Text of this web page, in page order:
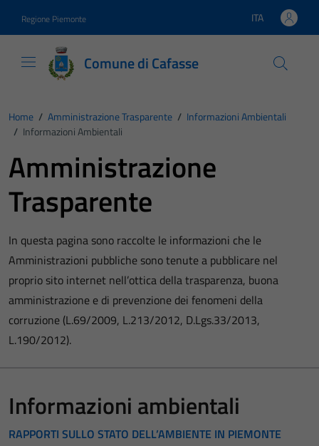
Regione Piemonte Lingua attiva:
ITA
Comune di Cafasse
Home / Amministrazione Trasparente / Informazioni Ambientali
/ Informazioni Ambientali
Amministrazione
Trasparente
In questa pagina sono raccolte le informazioni che le
Amministrazioni pubbliche sono tenute a pubblicare nel
proprio sito internet nell’ottica della trasparenza, buona
amministrazione e di prevenzione dei fenomeni della
corruzione (L.69/2009, L.213/2012, D.Lgs.33/2013,
L.190/2012).
Informazioni ambientali
RAPPORTI SULLO STATO DELL’AMBIENTE IN PIEMONTE